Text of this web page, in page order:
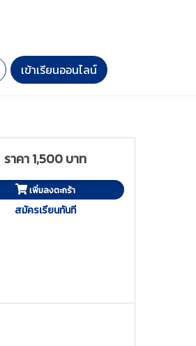
เข้าเรียนออนไลน์
ราคา 1,500 บาท
เพิ่มลงตะกร้า
สมัครเรียนทันที